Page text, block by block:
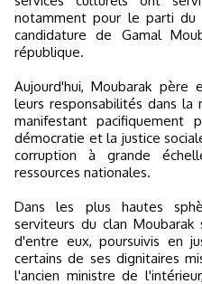
notamment pour le parti
candidature de Gamal
république.
Aujourd'hui, Moubarak
leurs responsabilités dans la
manifestant
démocratie et la justice
corruption à grande
ressources nationales.
Dans les plus hautes
serviteurs du clan
d'entre eux, poursuivis en
certains de ses dignitaires
l'ancien ministre de